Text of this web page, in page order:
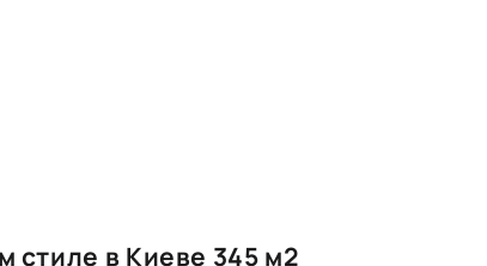
стиле в Киеве 345 м2